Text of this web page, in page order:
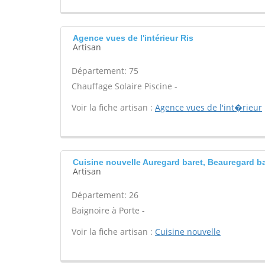
Agence vues de l'intérieur Ris
Artisan
Département: 75
Chauffage Solaire Piscine -
Voir la fiche artisan : Agence vues de l'int�rieur
Cuisine nouvelle Auregard baret, Beauregard
Artisan
Département: 26
Baignoire à Porte -
Voir la fiche artisan : Cuisine nouvelle